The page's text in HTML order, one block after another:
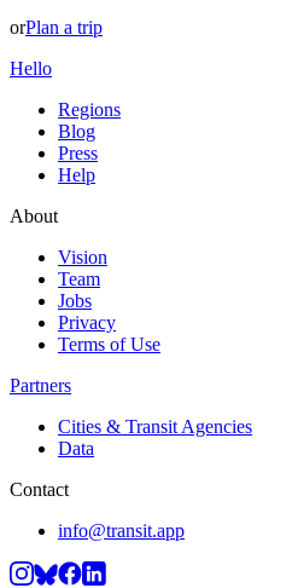
orPlan a trip
Hello
Regions
Blog
Press
Help
About
Vision
Team
Jobs
Privacy
Terms of Use
Partners
Cities & Transit Agencies
Data
Contact
info@transit.app